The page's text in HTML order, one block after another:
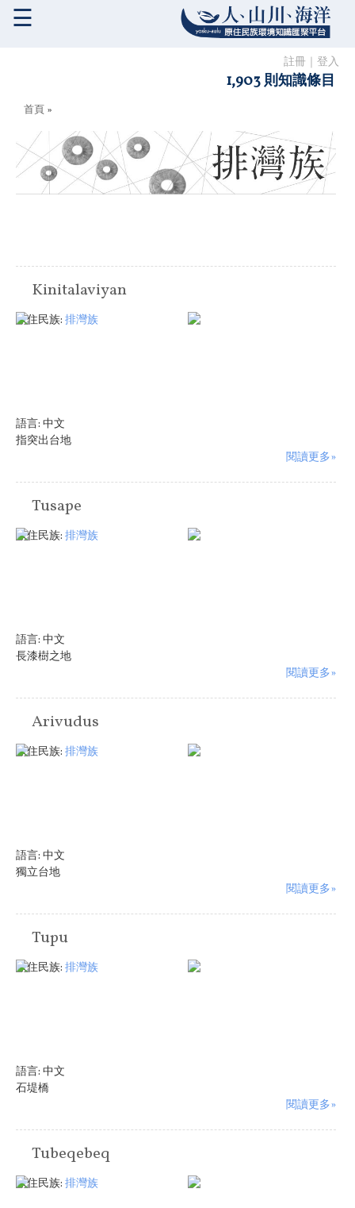
註冊 登入
1,903 則知識條目
☰
您在這裡
首頁 »
Kinitalaviyan
原住民族: 排灣族
語言: 中文
指突出台地
閱讀更多»
Tusape
原住民族: 排灣族
語言: 中文
長漆樹之地
閱讀更多»
Arivudus
原住民族: 排灣族
語言: 中文
獨立台地
閱讀更多»
Tupu
原住民族: 排灣族
語言: 中文
石堤橋
閱讀更多»
Tubeqebeq
原住民族: 排灣族